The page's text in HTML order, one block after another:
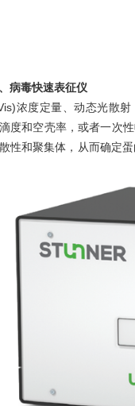
病毒快速表征仪
浓度定量、动态光散
度和空壳率，或者一次
性和聚集体，从而确定